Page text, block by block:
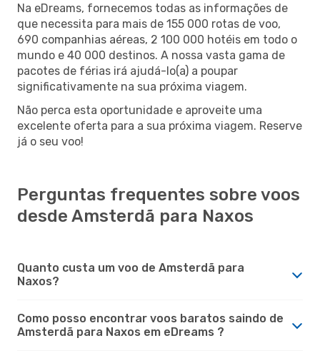
Na eDreams, fornecemos todas as informações de
que necessita para mais de 155 000 rotas de voo,
690 companhias aéreas, 2 100 000 hotéis em todo o
mundo e 40 000 destinos. A nossa vasta gama de
pacotes de férias irá ajudá-lo(a) a poupar
significativamente na sua próxima viagem.
Não perca esta oportunidade e aproveite uma
excelente oferta para a sua próxima viagem. Reserve
já o seu voo!
Perguntas frequentes sobre voos
desde Amsterdã para Naxos
Quanto custa um voo de Amsterdã para
Naxos?
Como posso encontrar voos baratos saindo de
Amsterdã para Naxos em eDreams ?